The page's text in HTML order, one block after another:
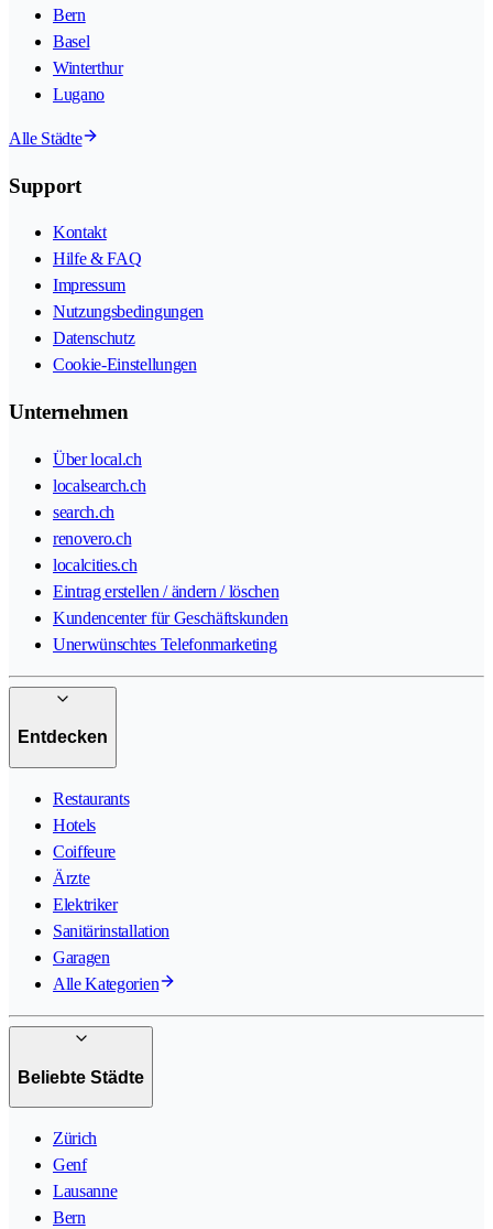
Bern
Basel
Winterthur
Lugano
Alle Städte
Support
Kontakt
Hilfe & FAQ
Impressum
Nutzungsbedingungen
Datenschutz
Cookie-Einstellungen
Unternehmen
Über local.ch
localsearch.ch
search.ch
renovero.ch
localcities.ch
Eintrag erstellen / ändern / löschen
Kundencenter für Geschäftskunden
Unerwünschtes Telefonmarketing
Entdecken
Restaurants
Hotels
Coiffeure
Ärzte
Elektriker
Sanitärinstallation
Garagen
Alle Kategorien
Beliebte Städte
Zürich
Genf
Lausanne
Bern